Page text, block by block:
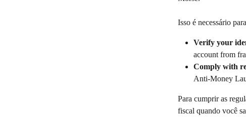
Isso é necessário
Verify your
account from
Comply with
Anti-Money
Para cumprir as
fiscal quando você